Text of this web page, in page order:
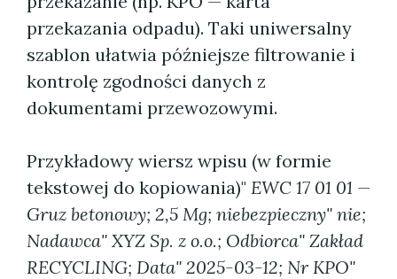
przekazania odpadu). Taki uniwersalny
szablon ułatwia późniejsze filtrowanie i
kontrolę zgodności danych z
dokumentami przewozowymi.
Przykładowy wiersz wpisu (w formie
tekstowej do kopiowania)" EWC 17 01 01 —
Gruz betonowy; 2,5 Mg; niebezpieczny" nie;
Nadawca" XYZ Sp. z o.o.; Odbiorca" Zakład
RECYCLING; Data" 2025-03-12; Nr KPO"